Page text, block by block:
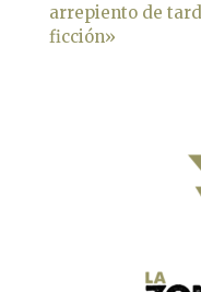
arrepiento de
ficción»